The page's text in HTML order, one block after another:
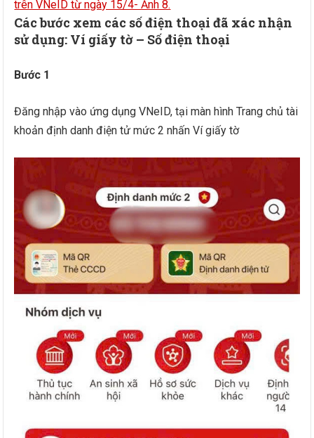
Các bước xem các số điện thoại đã xác nhận
sử dụng: Ví giấy tờ – Số điện thoại
Bước 1
Đăng nhập vào ứng dụng VNeID, tại màn hình Trang chủ tài
khoản định danh điện tử mức 2 nhấn Ví giấy tờ